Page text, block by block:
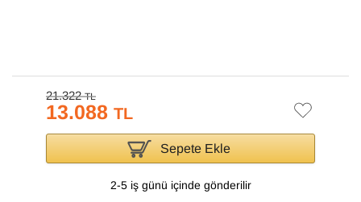
21.322TL
13.088 TL
Sepete Ekle
2-5 iş günü içinde gönderilir